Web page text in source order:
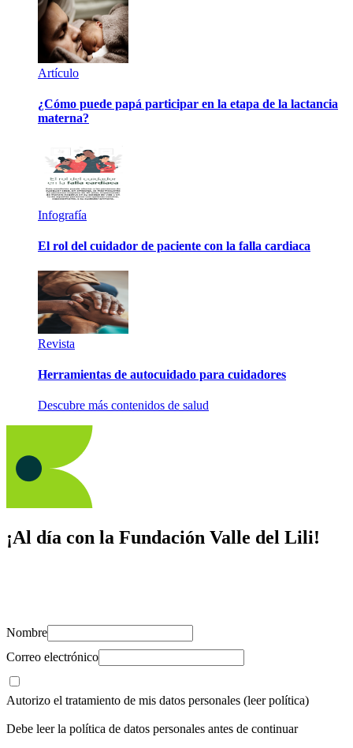
Artículo
¿Cómo puede papá participar en la etapa de la lactancia
materna?
Infografía
El rol del cuidador de paciente con la falla cardiaca
Revista
Herramientas de autocuidado para cuidadores
Descubre más contenidos de salud
¡Al día con la Fundación Valle del Lili!
Nombre
Correo electrónico
Autorizo el tratamiento de mis datos personales (leer política)
Debe leer la política de datos personales antes de continuar